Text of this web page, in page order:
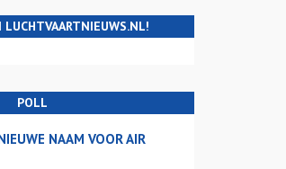
LUCHTVAARTNIEUWS.NL!
POLL
NAAM VOOR AIR